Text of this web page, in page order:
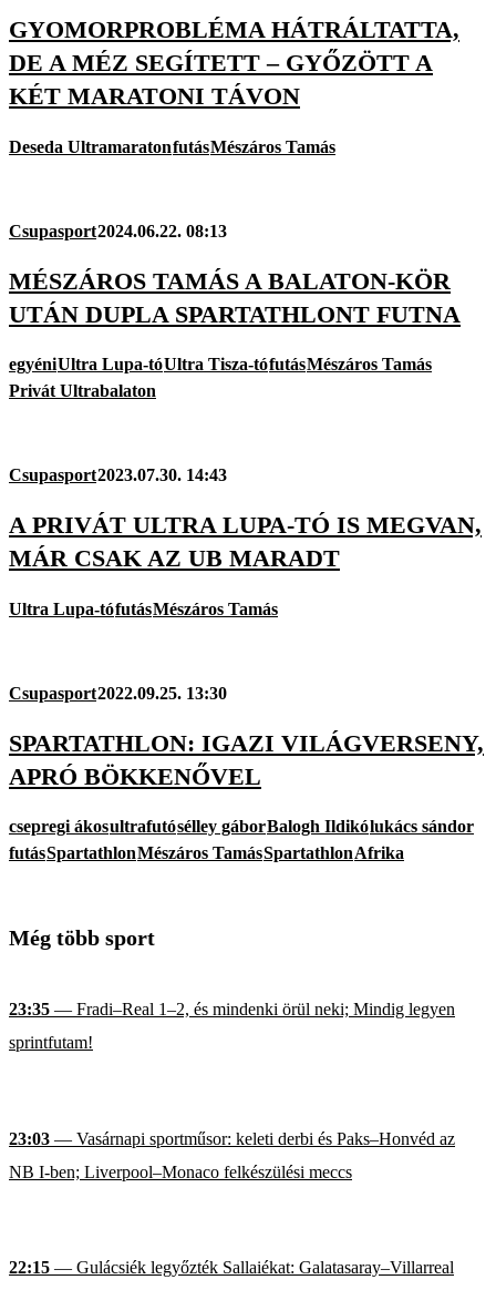
GYOMORPROBLÉMA HÁTRÁLTATTA,
DE A MÉZ SEGÍTETT – GYŐZÖTT A
KÉT MARATONI TÁVON
Deseda UltramaratonfutásMészáros Tamás
Csupasport2024.06.22. 08:13
MÉSZÁROS TAMÁS A BALATON-KÖR
UTÁN DUPLA SPARTATHLONT FUTNA
egyéniUltra Lupa-tóUltra Tisza-tófutásMészáros Tamás
Privát Ultrabalaton
Csupasport2023.07.30. 14:43
A PRIVÁT ULTRA LUPA-TÓ IS MEGVAN,
MÁR CSAK AZ UB MARADT
Ultra Lupa-tófutásMészáros Tamás
Csupasport2022.09.25. 13:30
SPARTATHLON: IGAZI VILÁGVERSENY,
APRÓ BÖKKENŐVEL
csepregi ákosultrafutósélley gáborBalogh Ildikólukács sándor
futásSpartathlonMészáros TamásSpartathlonAfrika
Még több sport
23:35 — Fradi–Real 1–2, és mindenki örül neki; Mindig legyen
sprintfutam!
23:03 — Vasárnapi sportműsor: keleti derbi és Paks–Honvéd az
NB I-ben; Liverpool–Monaco felkészülési meccs
22:15 — Gulácsiék legyőzték Sallaiékat: Galatasaray–Villarreal